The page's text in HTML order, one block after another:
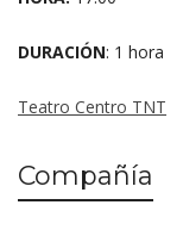
DURACIÓN: 1 hora
Teatro Centro TNT
Compañía